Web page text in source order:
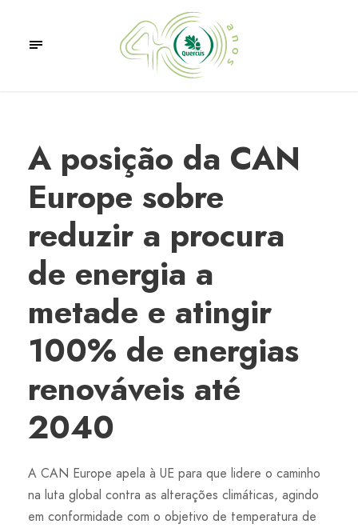
A posição da CAN
Europe sobre
reduzir a procura
de energia a
metade e atingir
100% de energias
renováveis até
2040
A CAN Europe apela à UE para que lidere o caminho
na luta global contra as alterações climáticas, agindo
em conformidade com o objetivo de temperatura de